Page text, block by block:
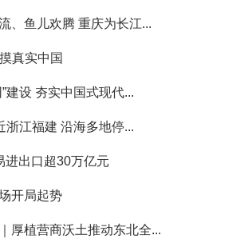
、鱼儿欢腾 重庆为长江...
真实中国
建设 夯实中国式现代...
浙江福建 沿海多地停...
进出口超30万亿元
开局起势
厚植营商沃土推动东北全...